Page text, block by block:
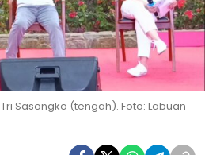
Sasongko (tengah). Foto: Labuan